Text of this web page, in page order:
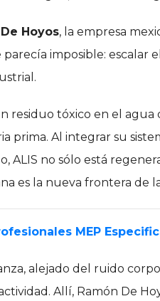
Hoyos, la empresa
imposible: escalar
residuo tóxico en el
prima. Al integrar su
ALIS no sólo está
es la nueva frontera de
MEP
alejado del ruido
Allí, Ramón De